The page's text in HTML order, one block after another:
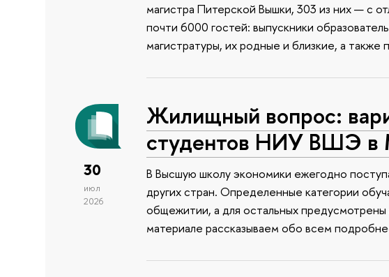
магистра Питерской Вышки, 303 из них — с
почти 6000 гостей: выпускники
магистратуры, их родные и близкие, а также
30
июл
2026
Жилищный вопрос:
студентов НИУ ВШЭ в
В Высшую школу экономики ежегодно
других стран. Определенные категории
общежитии, а для остальных
материале рассказываем обо всем